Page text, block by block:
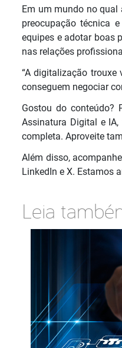
Em um mundo no qual
preocupação técnica
equipes e adotar boas
nas relações
“A digitalização trouxe
conseguem negociar
Gostou do conteúdo?
Assinatura Digital e
completa. Aproveite
Além disso,
LinkedIn e X. Estamos
Leia